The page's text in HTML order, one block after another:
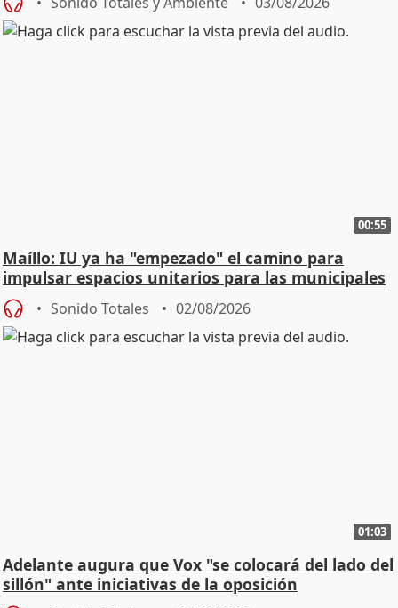
00:55
Maíllo: IU ya ha "empezado" el camino para
impulsar espacios unitarios para las municipales
Sonido Totales 02/08/2026
01:03
Adelante augura que Vox "se colocará del lado del
sillón" ante iniciativas de la oposición